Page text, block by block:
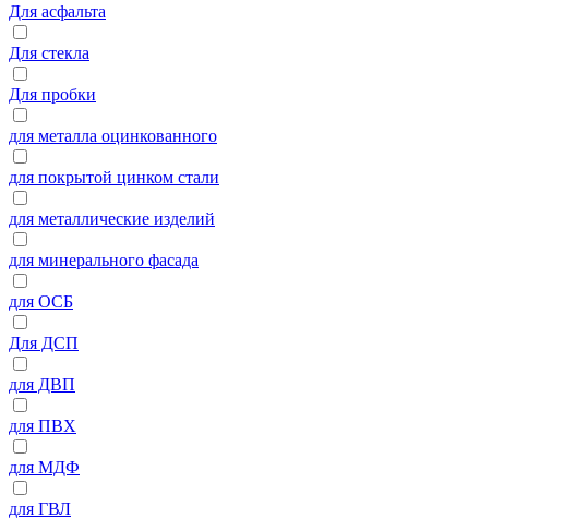
Для асфальта
Для стекла
Для пробки
для металла оцинкованного
для покрытой цинком стали
для металлические изделий
для минерального фасада
для ОСБ
Для ДСП
для ДВП
для ПВХ
для МДФ
для ГВЛ